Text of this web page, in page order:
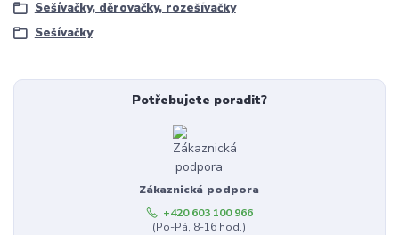
Sešívačky, děrovačky, rozešívačky
Sešívačky
Potřebujete poradit?
Zákaznická podpora
+420 603 100 966
(Po-Pá, 8-16 hod.)